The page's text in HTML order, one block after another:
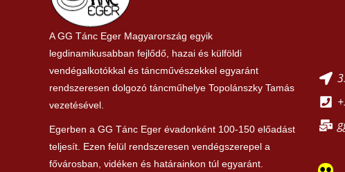
A GG Tánc Eger Magyarország egyik
legdinamikusabban fejlődő, hazai és külföldi
vendégalkotókkal és táncművészekkel egyaránt
rendszeresen dolgozó táncműhelye Topolánszky Tamás
vezetésével.
Egerben a GG Tánc Eger évadonként 100-150 előadást
teljesít. Ezen felül rendszeresen vendégszerepel a
fővárosban, vidéken és határainkon túl egyaránt.